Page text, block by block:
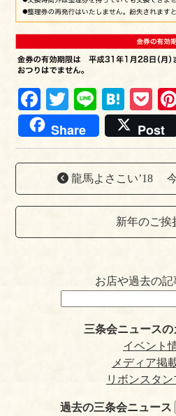
Fa
ce
bo
ok
T
wi
tte
r
Li
ne
H
at
en
a
P
oc
ke
t
Share Post
龍馬よさこい’18 今
新年のご挨
お店や過去の記
三条会ニュース
イベント
メディア掲
リボンスタン
過去の三条会ニュース